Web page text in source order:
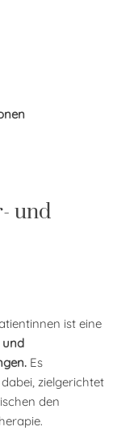
und
ist eine
Es
zielgerichtet
den